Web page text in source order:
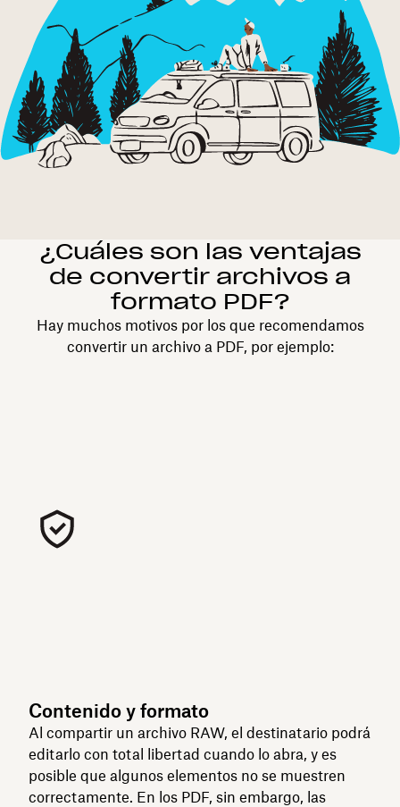
¿Cuáles son las ventajas
de convertir archivos a
formato PDF?
Hay muchos motivos por los que recomendamos
convertir un archivo a PDF, por ejemplo:
Contenido y formato
Al compartir un archivo RAW, el destinatario podrá
editarlo con total libertad cuando lo abra, y es
posible que algunos elementos no se muestren
correctamente. En los PDF, sin embargo, las